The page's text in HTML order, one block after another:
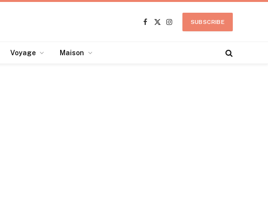
Facebook
X
Instagram
SUBSCRIBE
Voyage Maison